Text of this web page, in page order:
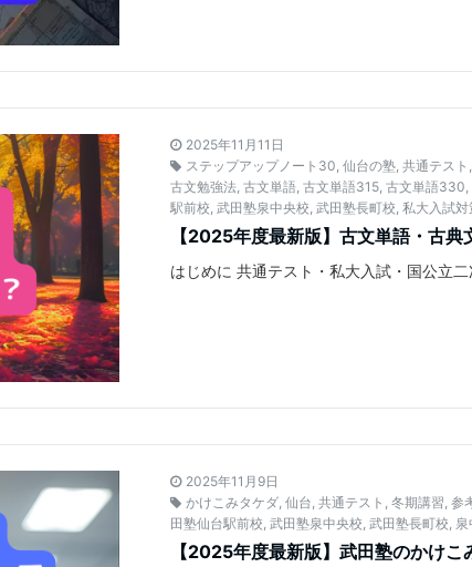
2025年11月11日
ステップアップノート30 ,仙台の塾 ,共通テスト
古文勉強法 ,古文単語 ,古文単語315 ,古文単語330
駅前校 ,武田塾泉中央校 ,武田塾長町校 ,私大入試対
【2025年度最新版】古文単語・古
はじめに 共通テスト・私大入試・国公立
2025年11月9日
かけこみタケダ,仙台,共通テスト ,冬期講習,参
田塾仙台駅前校,武田塾泉中央校,武田塾長町校, 泉
【2025年度最新版】武田塾のかけ